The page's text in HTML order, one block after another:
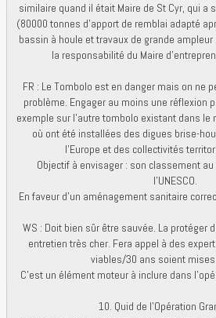
similaire quand il était Maire de St Cyr, qui a
(80000 tonnes d'apport de remblai adapté
bassin à houle et travaux de grande
la responsabilité du Maire
FR : Le Tombolo est en danger mais on ne
problème. Engager au moins une réflexion
exemple sur l’autre tombolo existant dans le
où ont été installées des digues brise-
l’Europe et des collectivités
Objectif à envisager : son classement
l’UNESCO.
En faveur d’un aménagement sanitaire
WS : Doit bien sûr être sauvée. La protéger
entretien très cher. Fera appel à des
viables/30 ans soient
C’est un élément moteur à inclure dans
10. Quid de l'Opération